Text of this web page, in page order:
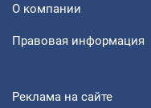
О компании
Правовая информация
Реклама на сайте